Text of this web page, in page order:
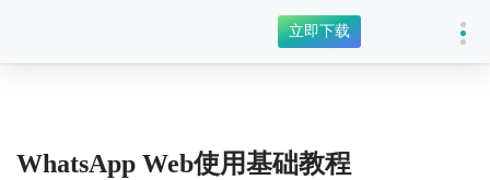
立即下载
WhatsApp Web使用基础教程